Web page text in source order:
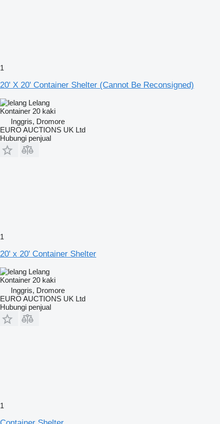
1
20' X 20' Container Shelter (Cannot Be Reconsigned)
Lelang
Kontainer 20 kaki
Inggris, Dromore
EURO AUCTIONS UK Ltd
Hubungi penjual
1
20' x 20' Container Shelter
Lelang
Kontainer 20 kaki
Inggris, Dromore
EURO AUCTIONS UK Ltd
Hubungi penjual
1